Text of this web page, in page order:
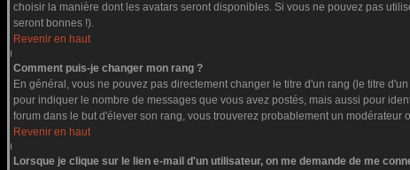
choisir la manière dont les avatars seront disponibles. Si vous ne pouvez pas
seront bonnes !).
Revenir en haut
Comment puis-je changer mon rang ?
En général, vous ne pouvez pas directement changer le titre d'un rang (le titre
pour indiquer le nombre de messages que vous avez postés, mais aussi pour
forum dans le but d'élever son rang, vous trouverez probablement un
Revenir en haut
Lorsque je clique sur le lien e-mail d'un utilisateur, on me demande de me